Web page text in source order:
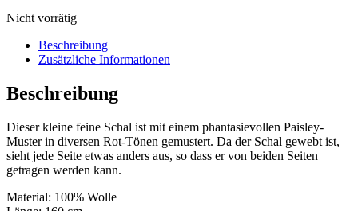
Nicht vorrätig
Beschreibung
Zusätzliche Informationen
Beschreibung
Dieser kleine feine Schal ist mit einem phantasievollen Paisley-
Muster in diversen Rot-Tönen gemustert. Da der Schal gewebt ist,
sieht jede Seite etwas anders aus, so dass er von beiden Seiten
getragen werden kann.
Material: 100% Wolle